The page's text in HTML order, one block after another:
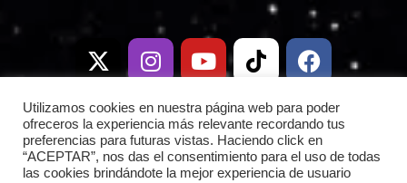
t
w
i
t
t
e
n
s
t
a
g
r
a
o
u
t
u
b
e
i
k
o
k
F
a
c
e
b
o
o
k
e
l
e
g
r
a
m
h
a
t
s
a
p
p
D
i
s
o
r
d
Utilizamos cookies en nuestra página web para poder
ofreceros la experiencia más relevante recordando tus
preferencias para futuras vistas. Haciendo click en
“ACEPTAR”, nos das el consentimiento para el uso de todas
las cookies brindándote la mejor experiencia de usuario